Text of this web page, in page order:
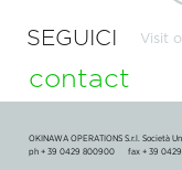
contact
OKINAWA OPERATIONS S.r.l. Società
ph + 39 0429 800900      fax + 39 0429
SEGUICI Visit